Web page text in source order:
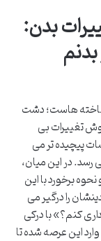
بدن:
هاست؛ دشت
تغییرات بی
پیچیده تر می
رسد. در این میان،
برخورد با این
را درگیر می
کنم؟» با درکی
این عرصه شده تا